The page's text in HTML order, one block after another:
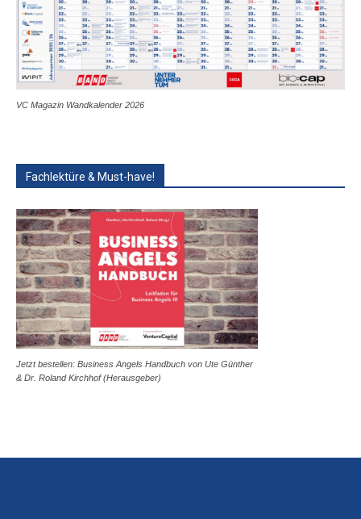
VC Magazin Wandkalender 2026
Fachlektüre & Must-have!
Jetzt bestellen: Business Angels Handbuch von Ute Günther
& Dr. Roland Kirchhof (Herausgeber)